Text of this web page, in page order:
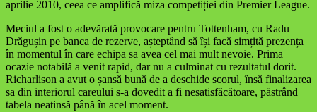
aprilie 2010, ceea ce amplifică miza competiției din Premier League.
Meciul a fost o adevărată provocare pentru Tottenham, cu Radu
Drăgușin pe banca de rezerve, așteptând să își facă simțită prezența
în momentul în care echipa sa avea cel mai mult nevoie. Prima
ocazie notabilă a venit rapid, dar nu a culminat cu rezultatul dorit.
Richarlison a avut o șansă bună de a deschide scorul, însă finalizarea
sa din interiorul careului s-a dovedit a fi nesatisfăcătoare, păstrând
tabela neatinsă până în acel moment.